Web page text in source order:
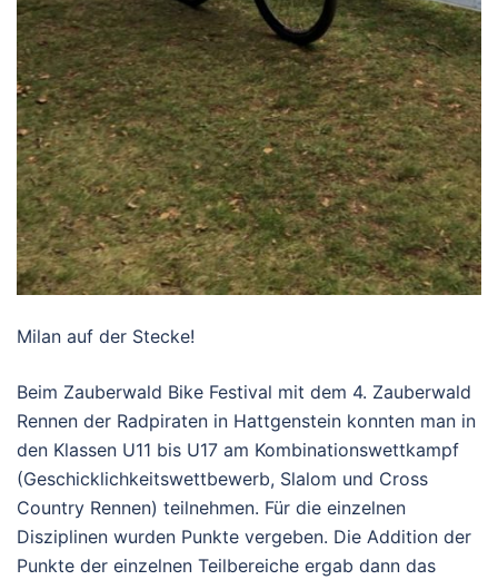
Milan auf der Stecke!
Beim Zauberwald Bike Festival mit dem 4. Zauberwald
Rennen der Radpiraten in Hattgenstein konnten man in
den Klassen U11 bis U17 am Kombinationswettkampf
(Geschicklichkeitswettbewerb, Slalom und Cross
Country Rennen) teilnehmen. Für die einzelnen
Disziplinen wurden Punkte vergeben. Die Addition der
Punkte der einzelnen Teilbereiche ergab dann das